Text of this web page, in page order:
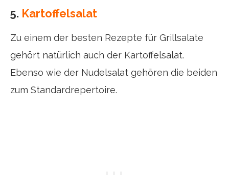
5. Kartoffelsalat
Zu einem der besten Rezepte für Grillsalate
gehört natürlich auch der Kartoffelsalat.
Ebenso wie der Nudelsalat gehören die beiden
zum Standardrepertoire.